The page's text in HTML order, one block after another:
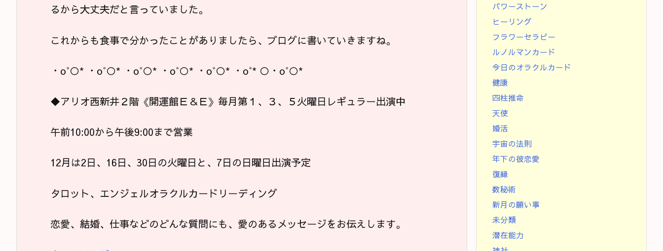
るから大丈夫だと言っていました。
これからも食事で分かったことがありましたら、ブログに書いていきますね。
・o°○* ・o°○* ・o°○* ・o°○* ・o°○* ・o°* ○・o°○*
◆アリオ西新井２階《開運館Ｅ＆Ｅ》毎月第１、３、５火曜日レギュラー出演中
午前10:00から午後9:00まで営業
12月は2日、16日、30日の火曜日と、7日の日曜日出演予定
タロット、エンジェルオラクルカードリーディング
恋愛、結婚、仕事などのどんな質問にも、愛のあるメッセージをお伝えします。
パワーストーン
ヒーリング
フラワーセラピー
ルノルマンカード
今日のオラクルカード
健康
四柱推命
天使
婚活
宇宙の法則
年下の彼恋愛
復縁
数秘術
新月の願い事
未分類
潜在能力